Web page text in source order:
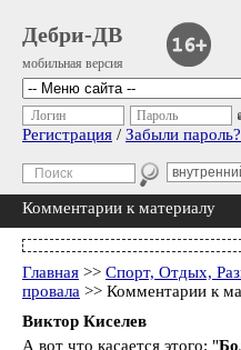
Дебри-ДВ
мобильная версия
Логин Пароль
Регистрация / Забыли пароль?
Комментарии к материалу
Главная >> Спорт, Отдых,
провала >> Комментарии к
Виктор Киселев
А вот что касается этого: "